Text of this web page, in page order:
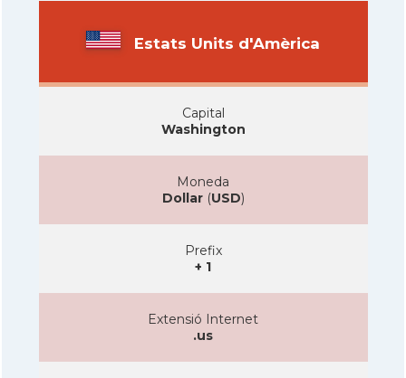
Estats Units d'Amèrica
Capital
Washington
Moneda
Dollar(USD)
Prefix
+ 1
Extensió Internet
.us